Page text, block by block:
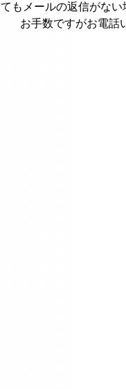
もメールの返信がな
お手数ですがお電話